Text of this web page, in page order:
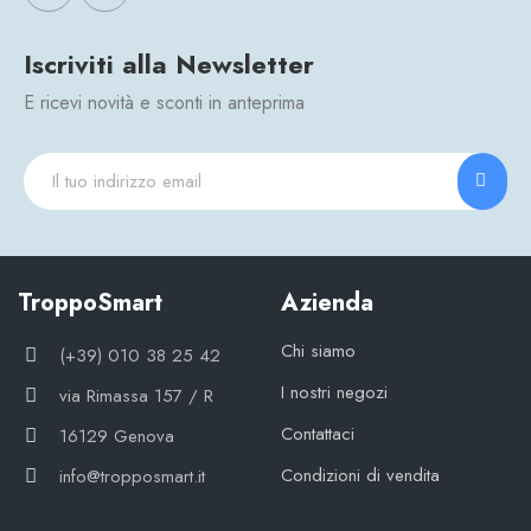
Iscriviti alla Newsletter
E ricevi novità e sconti in anteprima
TroppoSmart
(+39) 010 38 25 42
via Rimassa 157 / R
16129 Genova
info@tropposmart.it
Azienda
Chi siamo
I nostri negozi
Contattaci
Condizioni di vendita